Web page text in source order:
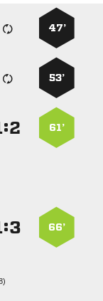
47’
53’
61’
:
66’
: